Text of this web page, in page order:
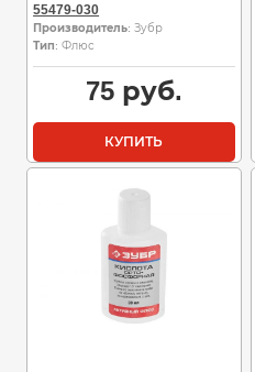
55479-030
Производитель: Зубр
Тип: Флюс
75руб.
КУПИТЬ